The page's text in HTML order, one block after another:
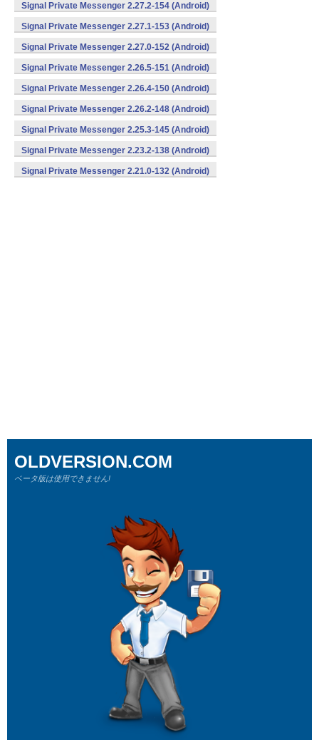
Signal Private Messenger 2.27.2-154 (Android)
Signal Private Messenger 2.27.1-153 (Android)
Signal Private Messenger 2.27.0-152 (Android)
Signal Private Messenger 2.26.5-151 (Android)
Signal Private Messenger 2.26.4-150 (Android)
Signal Private Messenger 2.26.2-148 (Android)
Signal Private Messenger 2.25.3-145 (Android)
Signal Private Messenger 2.23.2-138 (Android)
Signal Private Messenger 2.21.0-132 (Android)
OLDVERSION.COM
ベータ版は使用できません!